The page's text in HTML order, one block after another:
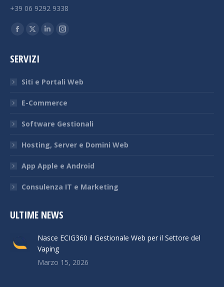
+39 06 9292 9338
Ci puoi trovare su:
Facebook
opens
new
window
X
opens
new
window
Linkedin
new
window
Instagram
new
window
SERVIZI
Siti e Portali Web
E-Commerce
Software Gestionali
Hosting, Server e Domini Web
App Apple e Android
Consulenza IT e Marketing
ULTIME NEWS
Nasce ECIG360 il Gestionale Web per il Settore del
Vaping
Marzo 15, 2026